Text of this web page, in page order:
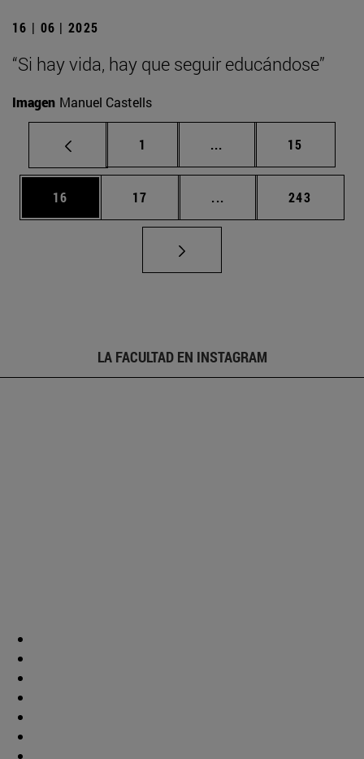
16 | 06 | 2025
“Si hay vida, hay que seguir educándose”
Imagen Manuel Castells
Página
1 ... Páginas intermedias
Página
15
Página
16 Página
17 ... Páginas intermedias
Página
243
LA FACULTAD EN INSTAGRAM